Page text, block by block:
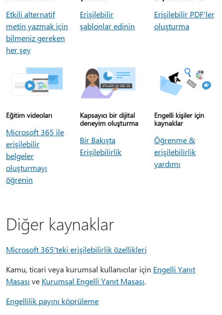
Etkili alternatif
metin yazmak için
bilmeniz gereken
her şey
Erişilebilir
şablonlar edinin
Erişilebilir PDF'ler
oluşturma
Eğitim videoları
Microsoft 365 ile
erişilebilir
belgeler
oluşturmayı
öğrenin
Kapsayıcı bir dijital
deneyim oluşturma
Bir Bakışta
Erişilebilirlik
Engelli kişiler için
kaynaklar
Öğrenme &
erişilebilirlik
yardımı
Diğer kaynaklar
Microsoft 365'teki erişilebilirlik özellikleri
Kamu, ticari veya kurumsal kullanıcılar için Engelli Yanıt
Masası ve Kurumsal Engelli Yanıt Masası.
Engellilik payını köprüleme